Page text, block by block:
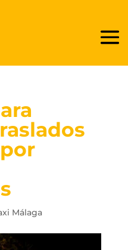
Málaga